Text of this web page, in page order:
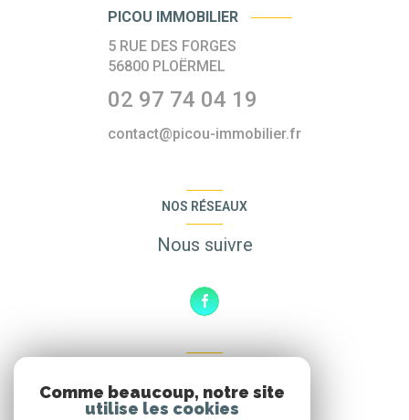
PICOU IMMOBILIER
5 RUE DES FORGES
56800 PLOËRMEL
02 97 74 04 19
contact@picou-immobilier.fr
NOS RÉSEAUX
Nous suivre
Nous adhérons
Comme beaucoup, notre site
utilise les cookies